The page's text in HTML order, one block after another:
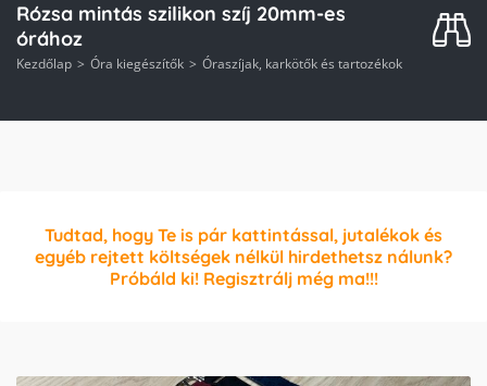
Rózsa mintás szilikon szíj 20mm-es
órához
Kezdőlap Óra kiegészítők Óraszíjak, karkötők és tartozékok
Tudtad, hogy Te is pár kattintással, jutalékok és
egyéb rejtett költségek nélkül hirdethetsz nálunk?
Próbáld ki! Regisztrálj még ma!!!